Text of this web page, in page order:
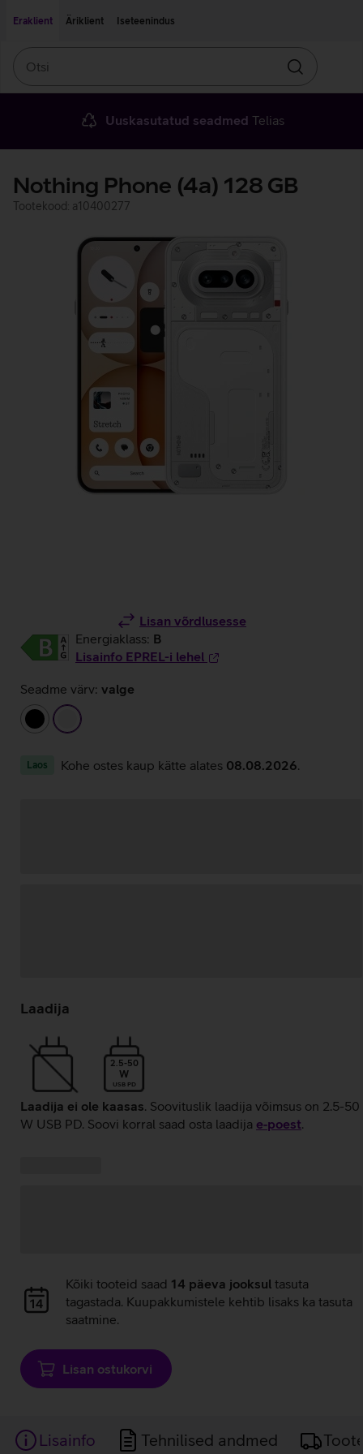
Eraklient
Äriklient Iseteenindus
Otsin
Uuskasutatud seadmed Telias
Nothing Phone (4a) 128 GB
Tootekood: a10400277
Lisan võrdlusesse
Energiaklass: B
Lisainfo EPREL-i lehel
Seadme värv: valge
must
valge
Laos Kohe ostes kaup kätte alates 08.08.2026
laadimine
Laadija
2.5-50
W
USB PD
Laadija ei ole kaasas. Soovituslik laadija võimsus on 2.5-50
W USB PD. Soovi korral saad osta laadija e‑poest.
Andmete
laadimine
Kõiki tooteid saad 14 päeva jooksul tasuta
tagastada. Kuupakkumistele kehtib lisaks ka tasuta
saatmine.
Lisan ostukorvi
Lisainfo Tehnilised andmed